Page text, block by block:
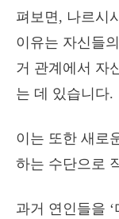
펴보면, 나르시
이유는 자신들
거 관계에서 자
는 데 있습니다.
이는 또한 새로
하는 수단으로
과거 연인들을